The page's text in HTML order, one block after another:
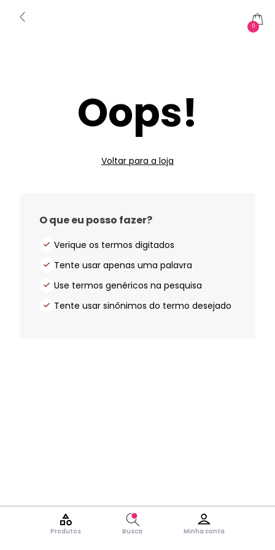
0
Produtos Busca Minha conta
Oops!
Voltar para a loja
O que eu posso fazer?
Verique os termos digitados
Tente usar apenas uma palavra
Use termos genéricos na pesquisa
Tente usar sinônimos do termo desejado